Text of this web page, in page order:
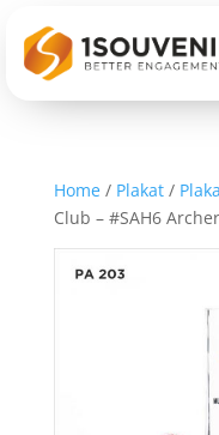
Home/ Plakat/
Club – #SAH6